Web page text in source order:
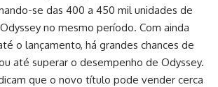
se das 400 a 450 mil unidades de
Odyssey no mesmo período. Com ainda
o lançamento, há grandes chances de
até superar o desempenho de Odyssey.
que o novo título pode vender cerca